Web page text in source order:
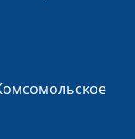
#1950